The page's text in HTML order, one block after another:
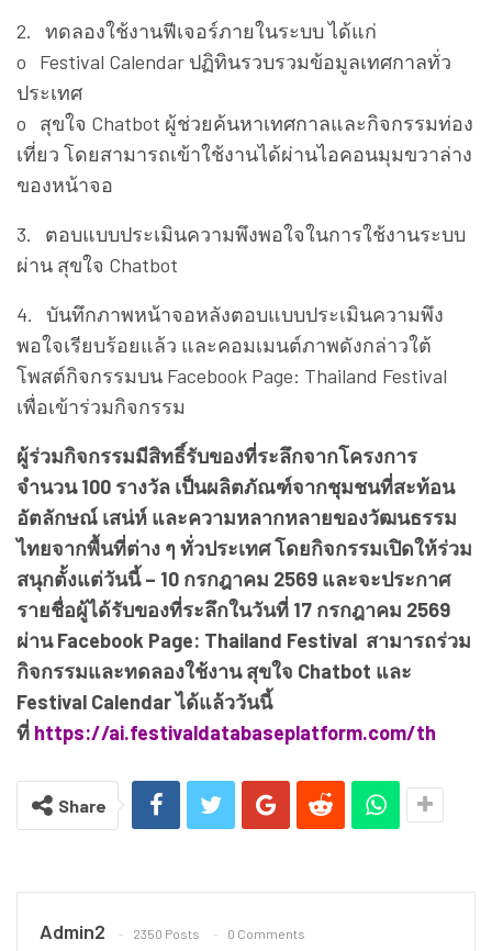
2. ทดลองใช้งานฟีเจอร์ภายในระบบ ได้แก่
o Festival Calendar ปฏิทินรวบรวมข้อมูลเทศกาลทั่ว
ประเทศ
o สุขใจ Chatbot ผู้ช่วยค้นหาเทศกาลและกิจกรรมท่อง
เที่ยว โดยสามารถเข้าใช้งานได้ผ่านไอคอนมุมขวาล่าง
ของหน้าจอ
3. ตอบแบบประเมินความพึงพอใจในการใช้งานระบบ
ผ่าน สุขใจ Chatbot
4. บันทึกภาพหน้าจอหลังตอบแบบประเมินความพึง
พอใจเรียบร้อยแล้ว และคอมเมนต์ภาพดังกล่าวใต้
โพสต์กิจกรรมบน Facebook Page: Thailand Festival
เพื่อเข้าร่วมกิจกรรม
ผู้ร่วมกิจกรรมมีสิทธิ์รับของที่ระลึกจากโครงการ
จำนวน 100 รางวัล เป็นผลิตภัณฑ์จากชุมชนที่สะท้อน
อัตลักษณ์ เสน่ห์ และความหลากหลายของวัฒนธรรม
ไทยจากพื้นที่ต่าง ๆ ทั่วประเทศ โดยกิจกรรมเปิดให้ร่วม
สนุกตั้งแต่วันนี้ – 10 กรกฎาคม 2569 และจะประกาศ
รายชื่อผู้ได้รับของที่ระลึกในวันที่ 17 กรกฎาคม 2569
ผ่าน Facebook Page: Thailand Festival สามารถร่วม
กิจกรรมและทดลองใช้งาน สุขใจ Chatbot และ
Festival Calendar ได้แล้ววันนี้
ที่ https://ai.festivaldatabaseplatform.com/th
Share
Admin2 2350 Posts 0 Comments